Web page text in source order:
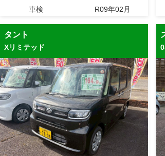
車検
R09年02月
タント
Xリミテッド